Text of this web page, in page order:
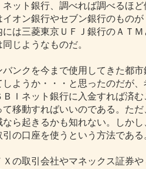
ット銀行、調べれば調べるほ
イオン銀行やセブン銀行のもの
には三菱東京ＵＦＪ銀行のＡＴ
じようなものだ。
バンクを今まで使用してきた都
しようか・・・と思ったのだが
ＢＩネット銀行に入金すれば済
て移動すればいいのである。た
なら起きるかも知れない。しか
引の口座を使うという方法である
の取引会社やマネックス証券